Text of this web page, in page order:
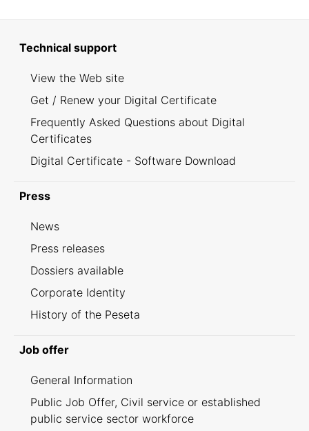
Technical support
View the Web site
Get / Renew your Digital Certificate
Frequently Asked Questions about Digital
Certificates
Digital Certificate - Software Download
Press
News
Press releases
Dossiers available
Corporate Identity
History of the Peseta
Job offer
General Information
Public Job Offer, Civil service or established
public service sector workforce